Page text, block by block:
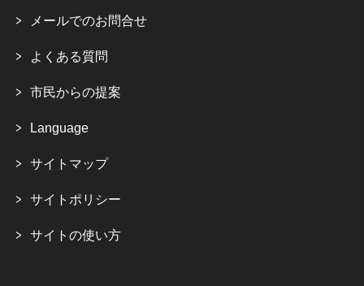
メールでのお問合せ
よくある質問
市民からの提案
Language
サイトマップ
サイトポリシー
サイトの使い方